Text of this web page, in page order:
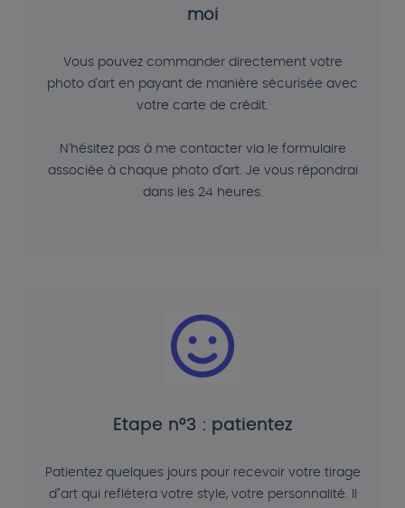
moi
Vous pouvez commander directement votre
photo d'art en payant de manière sécurisée avec
votre carte de crédit.
N'hésitez pas à me contacter via le formulaire
associée à chaque photo d'art. Je vous répondrai
dans les 24 heures.
Etape n°3 : patientez
Patientez quelques jours pour recevoir votre tirage
d"art qui reflétera votre style, votre personnalité. Il